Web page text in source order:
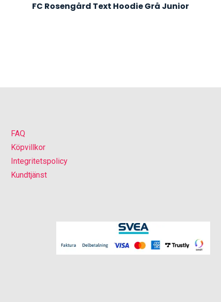
FC Rosengård Text Hoodie Grå Junior
FAQ
Köpvillkor
Integritetspolicy
Kundtjänst